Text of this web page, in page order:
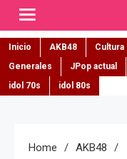
Inicio AKB48 Cultura
Generales
JPop actual
idol 70s
idol 80s
Home
AKB48